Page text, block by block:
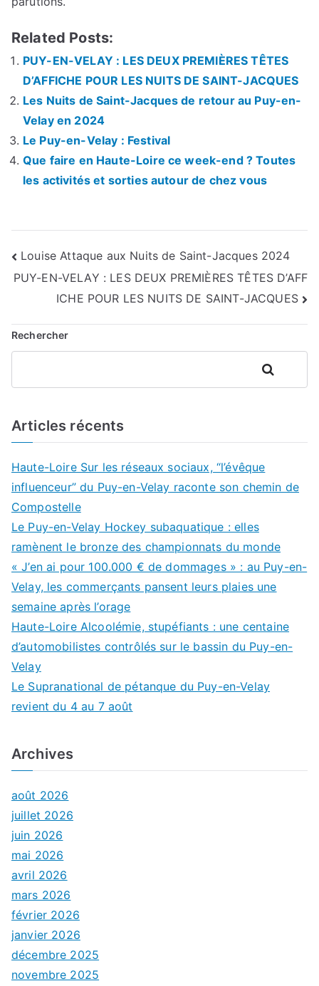
Related Posts:
PUY-EN-VELAY : LES DEUX PREMIÈRES TÊTES
D’AFFICHE POUR LES NUITS DE SAINT-JACQUES
Les Nuits de Saint-Jacques de retour au Puy-en-
Velay en 2024
Le Puy-en-Velay : Festival
Que faire en Haute-Loire ce week-end ? Toutes
les activités et sorties autour de chez vous
Navigation
de
l’article
Louise Attaque aux Nuits de Saint-Jacques 2024
PUY-EN-VELAY : LES DEUX PREMIÈRES TÊTES D’AFF
ICHE POUR LES NUITS DE SAINT-JACQUES
Rechercher
Rechercher
Articles récents
Haute-Loire Sur les réseaux sociaux, “l’évêque
influenceur” du Puy-en-Velay raconte son chemin de
Compostelle
Le Puy-en-Velay Hockey subaquatique : elles
ramènent le bronze des championnats du monde
« J’en ai pour 100.000 € de dommages » : au Puy-en-
Velay, les commerçants pansent leurs plaies une
semaine après l’orage
Haute-Loire Alcoolémie, stupéfiants : une centaine
d’automobilistes contrôlés sur le bassin du Puy-en-
Velay
Le Supranational de pétanque du Puy-en-Velay
revient du 4 au 7 août
Archives
août 2026
juillet 2026
juin 2026
mai 2026
avril 2026
mars 2026
février 2026
janvier 2026
décembre 2025
novembre 2025